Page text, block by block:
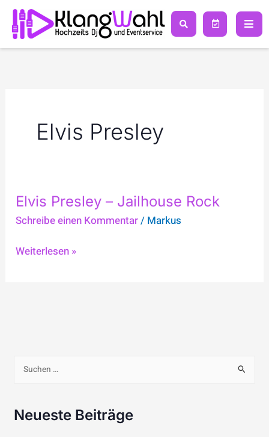
Zum
Inhalt
springen
Elvis Presley
Elvis Presley – Jailhouse Rock
Schreibe einen Kommentar/ Markus
Elvis
Presley
–
Jailhouse
Rock
Weiterlesen »
c
Neueste Beiträge